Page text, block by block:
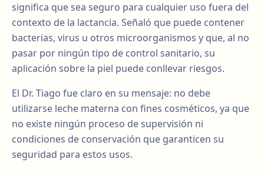
significa que sea seguro para cualquier uso fuera del
contexto de la lactancia. Señaló que puede contener
bacterias, virus u otros microorganismos y que, al no
pasar por ningún tipo de control sanitario, su
aplicación sobre la piel puede conllevar riesgos.
El Dr. Tiago fue claro en su mensaje: no debe
utilizarse leche materna con fines cosméticos, ya que
no existe ningún proceso de supervisión ni
condiciones de conservación que garanticen su
seguridad para estos usos.